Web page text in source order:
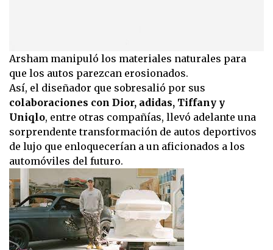
Arsham manipuló los materiales naturales para
que los autos parezcan erosionados.
Así, el diseñador que sobresalió por sus
colaboraciones con Dior, adidas, Tiffany y
Uniqlo, entre otras compañías, llevó adelante una
sorprendente transformación de autos deportivos
de lujo que enloquecerían a un aficionados a los
automóviles del futuro.